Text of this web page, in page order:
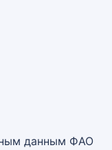
данным ФАО